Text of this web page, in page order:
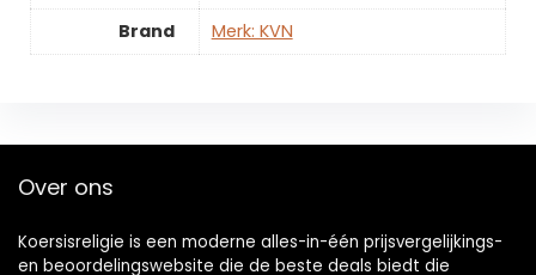
Brand Merk: KVN
Over ons
Koersisreligie is een moderne alles-in-één prijsvergelijkings-
en beoordelingswebsite die de beste deals biedt die